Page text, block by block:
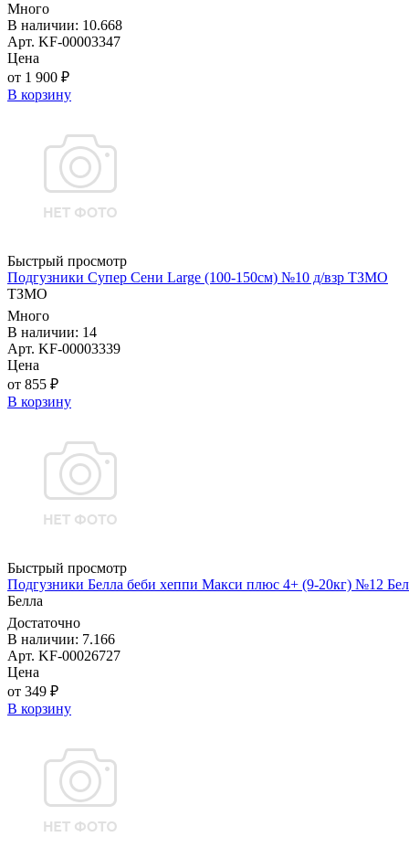
Много
В наличии: 10.668
Арт. KF-00003347
Цена
от 1 900 ₽
В корзину
Быстрый просмотр
Подгузники Супер Сени Large (100-150см) №10 д/взр ТЗМО
ТЗМО
Много
В наличии: 14
Арт. KF-00003339
Цена
от 855 ₽
В корзину
Быстрый просмотр
Подгузники Белла беби хеппи Макси плюс 4+ (9-20кг) №12
Белла
Достаточно
В наличии: 7.166
Арт. KF-00026727
Цена
от 349 ₽
В корзину